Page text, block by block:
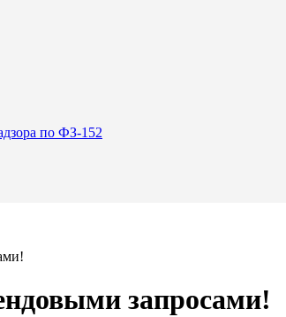
по ФЗ-152
запросами!